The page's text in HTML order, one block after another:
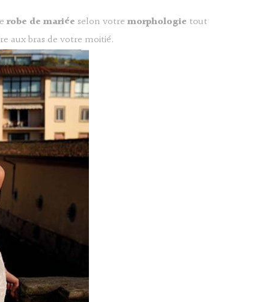
robe de mariée selon votre morphologie tout
aux bras de votre moitié.